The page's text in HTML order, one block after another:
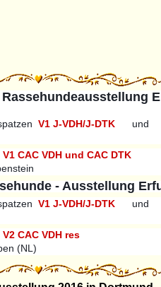
V1 J-VDH/J-DTK
und
V1 CAC VDH und CAC DTK
- Ausstellung
V1 J-VDH/J-DTK
und
V2 CAC VDH res
(NL)